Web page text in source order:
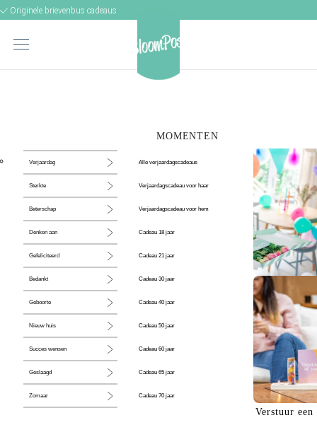
Originele brievenbus cadeaus
MOMENTEN
Verjaardag
Sterkte
Beterschap
Denken aan
Gefeliciteerd
Bedankt
Geboorte
Nieuw huis
Succes wensen
Geslaagd
Zomaar
Alle verjaardagscadeaus
Verjaardagscadeau voor haar
Verjaardagscadeau voor hem
Cadeau 18 jaar
Cadeau 21 jaar
Cadeau 30 jaar
Cadeau 40 jaar
Cadeau 50 jaar
Cadeau 60 jaar
Cadeau 65 jaar
Cadeau 70 jaar
De perfecte
Verstuur een